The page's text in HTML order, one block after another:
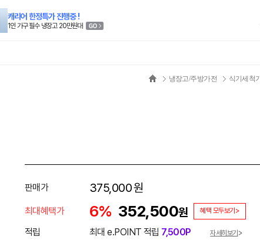
캐리어 한정특가 진행중 !
1인 가구 필수 냉장고 20만원대
냉장고/주방가전 식기세척
판매가 375,000원
최대혜택가 6% 352,500원 혜택 모두보기>
적립 최대 e.POINT 적립 7,500P 자세히보기